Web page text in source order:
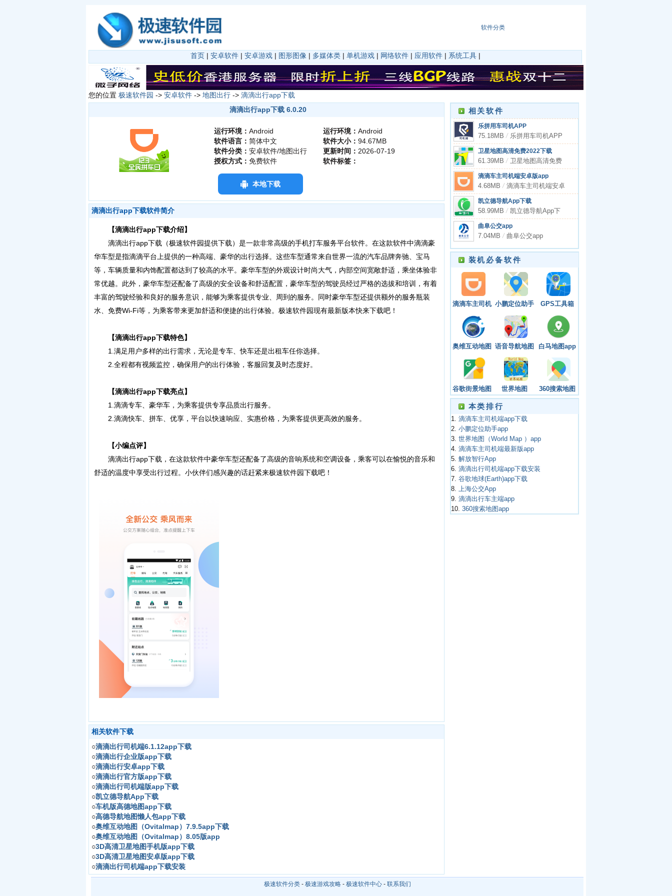
软件分类
首页| 安卓软件| 安卓游戏| 图形图像 | 多媒体类| 单机游戏| 网络软件| 应用软件| 系统工具|
您的位置 极速软件园 -> 安卓软件 -> 地图出行 -> 滴滴出行app下载
滴滴出行app下载 6.0.20
运行环境： Android
软件语言： 简体中文
软件分类： 安卓软件/地图出行
授权方式： 免费软件
本地下载
运行环境： Android
软件大小： 94.67MB
更新时间： 2026-07-19
软件标签：
滴滴出行app下载软件简介
【滴滴出行app下载介绍】
滴滴出行app下载（极速软件园提供下载）是一款非常高级的手机打车服务平台软件。在这款软件中滴滴豪
华车型是指滴滴平台上提供的一种高端、豪华的出行选择。这些车型通常来自世界一流的汽车品牌奔驰、宝马
等，车辆质量和内饰配置都达到了较高的水平。豪华车型的外观设计时尚大气，内部空间宽敞舒适，乘坐体验非
常优越。此外，豪华车型还配备了高级的安全设备和舒适配置，豪华车型的驾驶员经过严格的选拔和培训，有着
丰富的驾驶经验和良好的服务意识，能够为乘客提供专业、周到的服务。同时豪华车型还提供额外的服务瓶装
水、免费Wi-Fi等，为乘客带来更加舒适和便捷的出行体验。极速软件园现有最新版本快来下载吧！
【滴滴出行app下载特色】
1.满足用户多样的出行需求，无论是专车、快车还是出租车任你选择。
2.全程都有视频监控，确保用户的出行体验，客服回复及时态度好。
【滴滴出行app下载亮点】
1.滴滴专车、豪华车，为乘客提供专享品质出行服务。
2.滴滴快车、拼车、优享，平台以快速响应、实惠价格，为乘客提供更高效的服务。
【小编点评】
滴滴出行app下载，在这款软件中豪华车型还配备了高级的音响系统和空调设备，乘客可以在愉悦的音乐和
舒适的温度中享受出行过程。小伙伴们感兴趣的话赶紧来极速软件园下载吧！
相关软件下载
○滴滴出行司机端6.1.12app下载
○滴滴出行企业版app下载
○滴滴出行安卓app下载
○滴滴出行官方版app下载
○滴滴出行司机端版app下载
○凯立德导航App下载
○车机版高德地图app下载
○高德导航地图懒人包app下载
○奥维互动地图（Ovitalmap）7.9.5app下载
○奥维互动地图（Ovitalmap）8.05版app
○3D高清卫星地图手机版app下载
○3D高清卫星地图安卓版app下载
○滴滴出行司机端app下载安装
相关软件
乐拼用车司机APP
75.18MB /乐拼用车司机APP
卫星地图高清免费2022下载
61.39MB /卫星地图高清免费
2022下载
滴滴车主司机端安卓版app
4.68MB /滴滴车主司机端安卓
版app
凯立德导航App下载
58.99MB /凯立德导航App下
载
曲阜公交app
7.04MB /曲阜公交app
装机必备软件
滴滴车主司机 小鹏定位助手
GPS工具箱
APP
奥维互动地图
（Ovitalmap）
app
语音导航地图
app
白马地图app
谷歌街景地图
（Street
View）app
世界地图
（World Map
360搜索地图
app
本类排行
1. 滴滴车主司机端app下载
2. 小鹏定位助手app
3. 世界地图（World Map ）app
4. 滴滴车主司机端最新版app
5. 解放智行App
6. 滴滴出行司机端app下载安装
7. 谷歌地球(Earth)app下载
8.
上海公交App
9. 滴滴出行车主端app
10. 360搜索地图app
极速软件分类- 极速游戏攻略- 极速软件中心- 联系我们